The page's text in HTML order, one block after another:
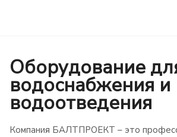
Оборудование
водоснабжения и
водоотведения
Компания БАЛТПРОЕКТ – это